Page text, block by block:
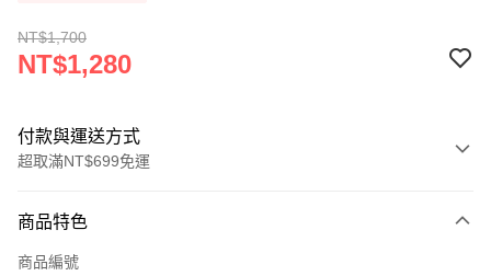
NT$1,700
NT$1,280
付款與運送方式
超取滿NT$699免運
信用卡一次付款
商品特色
商品編號